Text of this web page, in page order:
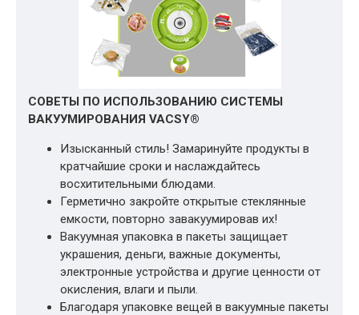
СОВЕТЫ ПО ИСПОЛЬЗОВАНИЮ СИСТЕМЫ
ВАКУУМИРОВАНИЯ VACSY®
Изысканный стиль! Замаринуйте продукты в
кратчайшие сроки и наслаждайтесь
восхитительными блюдами.
Герметично закройте открытые стеклянные
емкости, повторно завакуумировав их!
Вакуумная упаковка в пакеты защищает
украшения, деньги, важные документы,
электронные устройства и другие ценности от
окисления, влаги и пыли.
Благодаря упаковке вещей в вакуумные пакеты